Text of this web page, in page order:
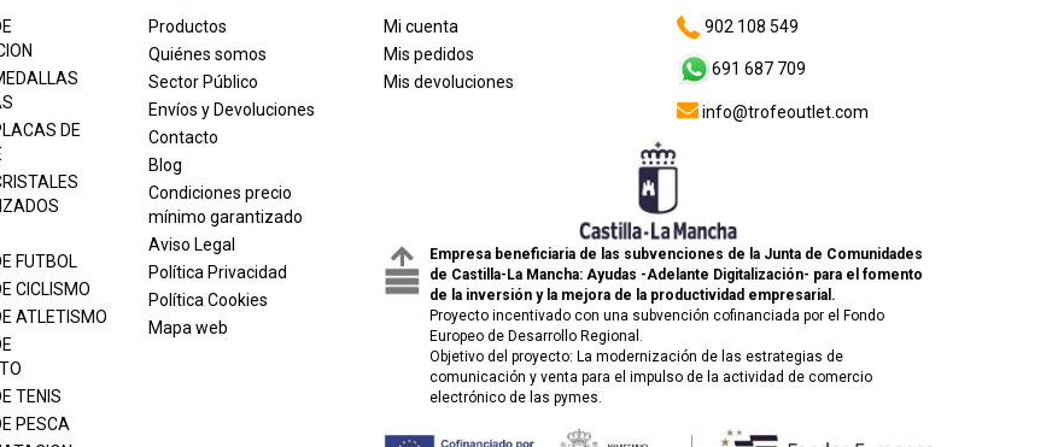
DE
FUTBOL
CICLISMO
ATLETISMO
TENIS
PESCA
Productos
Quiénes somos
Sector Público
Envíos y Devoluciones
Contacto
Blog
Condiciones precio
mínimo garantizado
Aviso Legal
Política Privacidad
Política Cookies
Mapa web
Mi cuenta
Mis pedidos
Mis devoluciones
902 108 549
691 687 709
info@trofeoutlet.com
Empresa beneficiaria de las subvenciones de la Junta de Comunidades
de Castilla-La Mancha: Ayudas -Adelante Digitalización- para el fomento
de la inversión y la mejora de la productividad empresarial.
Proyecto incentivado con una subvención cofinanciada por el Fondo
Europeo de Desarrollo Regional.
Objetivo del proyecto: La modernización de las estrategias de
comunicación y venta para el impulso de la actividad de comercio
electrónico de las pymes.